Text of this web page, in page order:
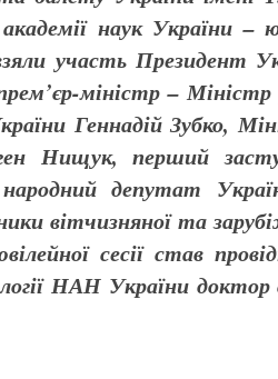
наук України –
участь Президент
міністр – Міністр
Геннадій Зубко,
Нищук, перший
депутат
вітчизняної та
сесії став
НАН України доктор